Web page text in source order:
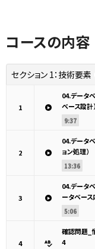
コースの内容
セクション 1： 技術要素
1
04.データ
ベース設計）
9:37
2
04.データ
ョン処理）
13:36
3
04.データ
ータベース
5:06
4
確認問題_
4